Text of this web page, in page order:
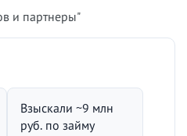
и партнеры"
Взыскали ~9 млн
руб. по займу